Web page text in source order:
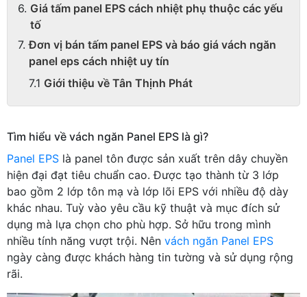
Giá tấm panel EPS cách nhiệt phụ thuộc các yếu
tố
Đơn vị bán tấm panel EPS và báo giá vách ngăn
panel eps cách nhiệt uy tín
Giới thiệu về Tân Thịnh Phát
Tìm hiểu về vách ngăn Panel EPS là gì?
Panel EPS là panel tôn được sản xuất trên dây chuyền
hiện đại đạt tiêu chuẩn cao. Được tạo thành từ 3 lớp
bao gồm 2 lớp tôn mạ và lớp lõi EPS với nhiều độ dày
khác nhau. Tuỳ vào yêu cầu kỹ thuật và mục đích sử
dụng mà lựa chọn cho phù hợp. Sở hữu trong mình
nhiều tính năng vượt trội. Nên vách ngăn Panel EPS
ngày càng được khách hàng tin tường và sử dụng rộng
rãi.